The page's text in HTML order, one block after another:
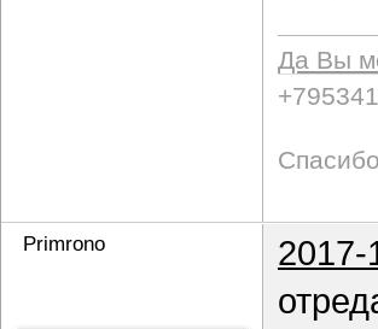
Да Вы
Primrono
2017-